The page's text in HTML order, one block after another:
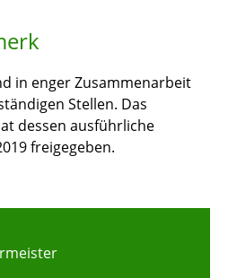
in enger Zusammenarbeit
Stellen. Das
dessen ausführliche
freigegeben.